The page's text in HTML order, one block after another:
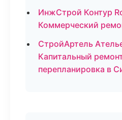
ИнжСтрой Контур
Коммерческий
СтройАртель
Капитальный
перепланировка в